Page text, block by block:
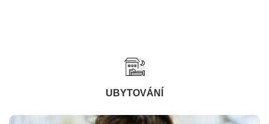
UBYTOVÁNÍ